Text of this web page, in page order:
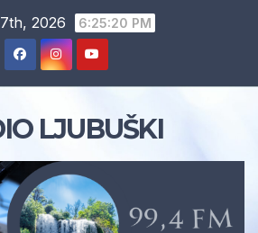
2026 6:25:21 PM
LJUBUŠKI